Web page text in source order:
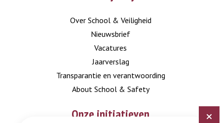
Over School & Veiligheid
Nieuwsbrief
Vacatures
Jaarverslag
Transparantie en verantwoording
About School & Safety
Onze initiatieven